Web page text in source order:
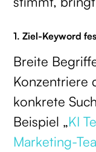
1. Ziel-Keyword
Breite
Konzentriere
konkrete
Beispiel „KI
Marketing-